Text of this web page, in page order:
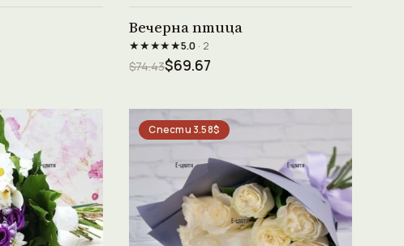
Вечерна птица
★★★★★5.0· 2
$74.43$69.67
Спести 3.58$